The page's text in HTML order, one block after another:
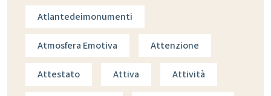
Atlantedeimonumenti
Atmosfera Emotiva Attenzione
Attestato Attiva Attività